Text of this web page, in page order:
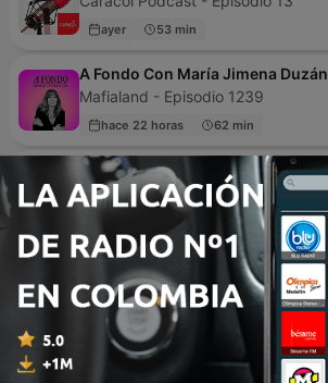
ayer 53 min
A Fondo Con María Jimena Duzán
Mafialand - Episodio 1239
hace 22 horas 62 min
El Podcast con Luis Carlos Vélez
Luis Carlos Velez - Episodio 414
Caracol Pódcast - Episodio 1003
hace 20 horas
La FM Noticias Colombia